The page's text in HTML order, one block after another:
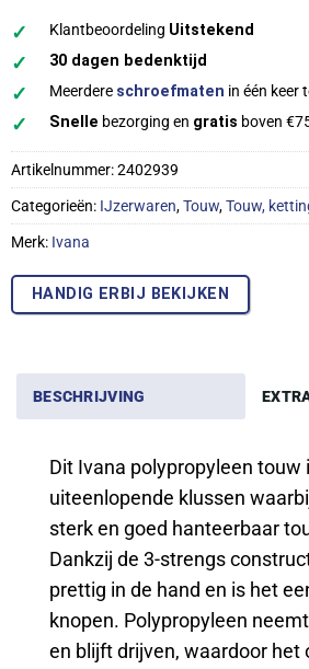
✓ Klantbeoordeling Uitstekend
✓ 30 dagen bedenktijd
✓ Meerdere schroefmaten in één keer
✓ Snelle bezorging en gratis boven
Artikelnummer:2402939
Categorieën: IJzerwaren,Touw,Touw,
Merk: Ivana
HANDIG ERBIJ BEKIJKEN
BESCHRIJVING
Dit Ivana polypropyleen touw
uiteenlopende klussen
sterk en goed hanteerbaar
Dankzij de 3-strengs
prettig in de hand en is het
knopen. Polypropyleen
en blijft drijven, waardoor het